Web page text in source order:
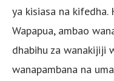
ya kisiasa na
Wapapua, ambao
dhabihu za wanakijiji
wanapambana na